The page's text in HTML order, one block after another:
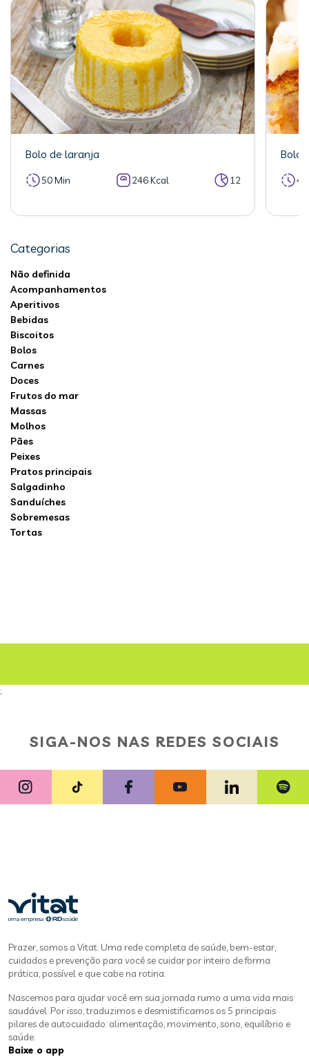
Bolo de laranja
50 Min 246 Kcal 12
Bolo
Categorias
Não definida
Acompanhamentos
Aperitivos
Bebidas
Biscoitos
Bolos
Carnes
Doces
Frutos do mar
Massas
Molhos
Pães
Peixes
Pratos principais
Salgadinho
Sanduíches
Sobremesas
Tortas
;
SIGA-NOS NAS REDES SOCIAIS
Prazer, somos a Vitat. Uma rede completa de saúde, bem-estar,
cuidados e prevenção para você se cuidar por inteiro de forma
prática, possível e que cabe na rotina.
Nascemos para ajudar você em sua jornada rumo a uma vida mais
saudável. Por isso, traduzimos e desmistificamos os 5 principais
pilares de autocuidado: alimentação, movimento, sono, equilíbrio e
saúde.
Baixe o app